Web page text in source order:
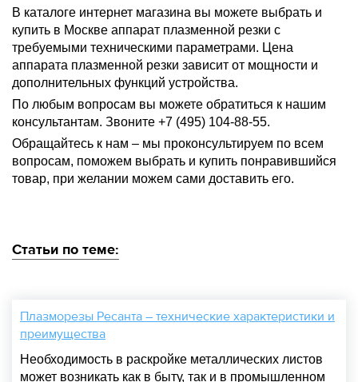
В каталоге интернет магазина вы можете выбрать и
купить в Москве аппарат плазменной резки с
требуемыми техническими параметрами. Цена
аппарата плазменной резки зависит от мощности и
дополнительных функций устройства.
По любым вопросам вы можете обратиться к нашим
консультантам. Звоните +7 (495) 104-88-55.
Обращайтесь к нам – мы проконсультируем по всем
вопросам, поможем выбрать и купить понравившийся
товар, при желании можем сами доставить его.
Статьи по теме:
Плазморезы Ресанта – технические характеристики и
преимущества
Необходимость в раскройке металлических листов
может возникать как в быту, так и в промышленном